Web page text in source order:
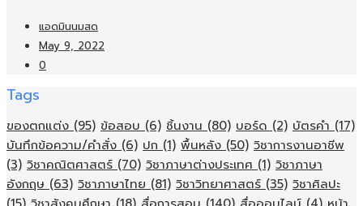
แอดมินนมสด
May 9, 2022
0
Tags
ของตกแต่ง (95) ข้อสอบ (6) ชิ้นงาน (80) บอร์ด (2) บัตรคำ (17)
บันทึกข้อความ/คำสั่ง (6) ปก (1) พื้นหลัง (50) วิชาการงานอาชีพ
(3) วิชาคณิตศาสตร์ (70) วิชาภาษาต่างประเทศ (1) วิชาภาษา
อังกฤษ (63) วิชาภาษาไทย (81) วิชาวิทยาศาสตร์ (35) วิชาศิลปะ